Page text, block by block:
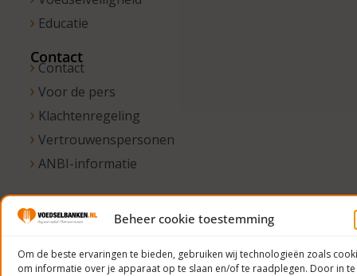
Beheer cookie toestemming
Om de beste ervaringen te bieden, gebruiken wij technologieën zoals
om informatie over je apparaat op te slaan en/of te raadplegen. Door in te
Educatie
Contact
Contact
Voor de pers
Klachtenregeling
Vertrouwenspersonen
ANBI-informatie
Voedselbanken